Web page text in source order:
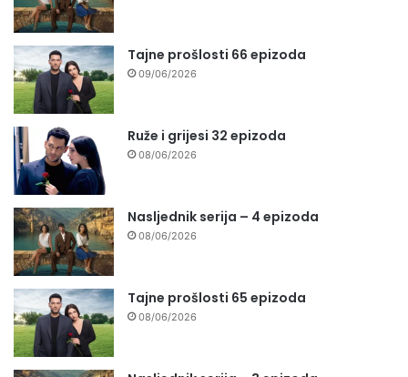
Tajne prošlosti 66 epizoda
09/06/2026
Ruže i grijesi 32 epizoda
08/06/2026
Nasljednik serija – 4 epizoda
08/06/2026
Tajne prošlosti 65 epizoda
08/06/2026